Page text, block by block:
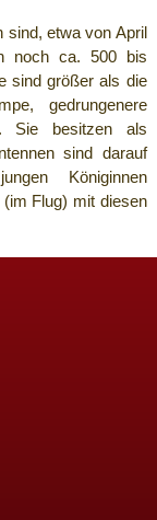
sind, etwa von April
noch ca. 500 bis
sind größer als die
gedrungenere
Sie besitzen als
sind darauf
Königinnen
Flug) mit diesen